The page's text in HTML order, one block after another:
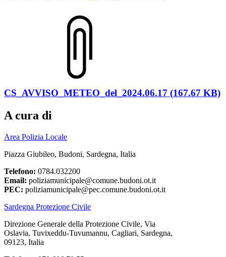
CS_AVVISO_METEO_del_2024.06.17 (167.67 KB)
A cura di
Area Polizia Locale
Piazza Giubileo, Budoni, Sardegna, Italia
Telefono: 0784.032200
Email: poliziamunicipale@comune.budoni.ot.it
PEC: poliziamunicipale@pec.comune.budoni.ot.it
Sardegna Protezione Civile
Direzione Generale della Protezione Civile, Via
Oslavia, Tuvixeddu-Tuvumannu, Cagliari, Sardegna,
09123, Italia